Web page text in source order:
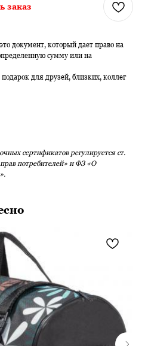
заказ
документ, который дает право на
сумму или на
для друзей, близких, коллег
сертификатов регулируется ст.
потребителей» и ФЗ «О